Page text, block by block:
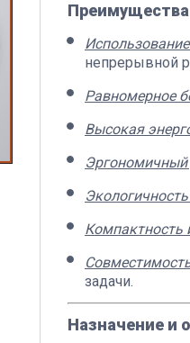
Преимущества
непрерывной
Равномерное
Высокая
Эргономичный
Компактность
задачи.
Назначение и